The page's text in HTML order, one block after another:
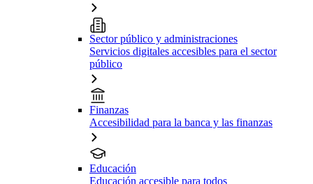
Sector público y administraciones
Servicios digitales accesibles para el sector
público
Finanzas
Accesibilidad para la banca y las finanzas
Educación
Educación accesible para todos